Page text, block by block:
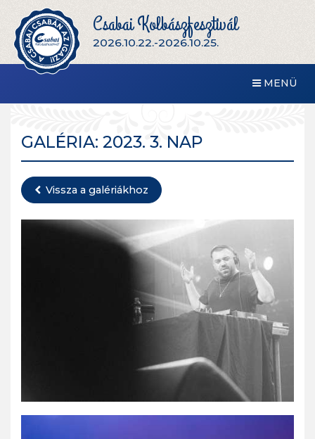
Csabai Kolbászfesztivál
2026.10.22.-2026.10.25.
MENÜ
GALÉRIA: 2023. 3. NAP
Vissza a galériákhoz